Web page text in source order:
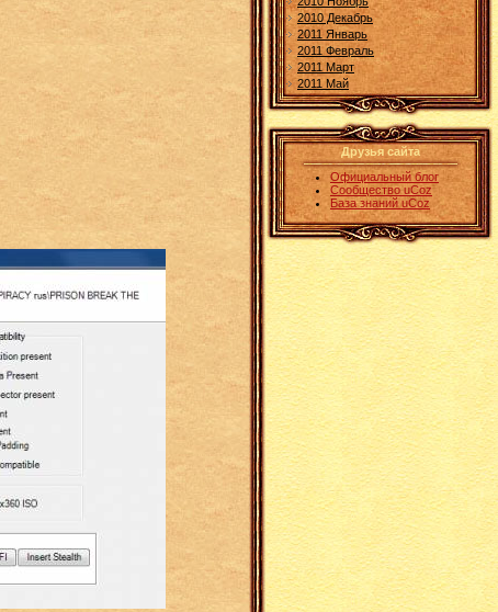
2010 Декабрь
2011 Январь
2011 Февраль
2011 Март
2011 Май
Друзья сайта
Официальный блог
Сообщество uCoz
База знаний uCoz